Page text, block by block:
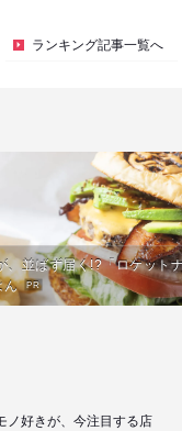
ランキング記事一覧へ
、並ばず届く!?「ロケット
ん PR
ノ好きが、今注目する店